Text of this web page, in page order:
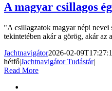
A magyar csillagos
"A csillagzatok magyar népi nevei
tekintetében akár a görög, akár az
Jachtnavigátor2026-02-
hétfő|Jachtnavigátor Tudástár|
Read More